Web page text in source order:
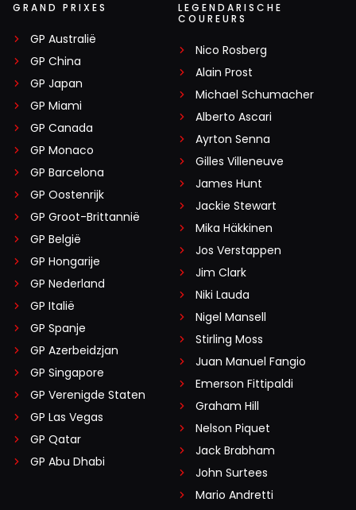
GRAND PRIXES
GP Australië
GP China
GP Japan
GP Miami
GP Canada
GP Monaco
GP Barcelona
GP Oostenrijk
GP Groot-Brittannië
GP België
GP Hongarije
GP Nederland
GP Italië
GP Spanje
GP Azerbeidzjan
GP Singapore
GP Verenigde Staten
GP Las Vegas
GP Qatar
GP Abu Dhabi
LEGENDARISCHE
COUREURS
Nico Rosberg
Alain Prost
Michael Schumacher
Alberto Ascari
Ayrton Senna
Gilles Villeneuve
James Hunt
Jackie Stewart
Mika Häkkinen
Jos Verstappen
Jim Clark
Niki Lauda
Nigel Mansell
Stirling Moss
Juan Manuel Fangio
Emerson Fittipaldi
Graham Hill
Nelson Piquet
Jack Brabham
John Surtees
Mario Andretti